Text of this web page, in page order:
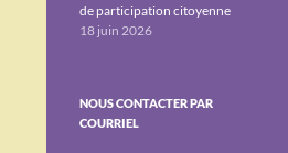
de participation citoyenne
18 juin 2026
NOUS CONTACTER PAR
COURRIEL